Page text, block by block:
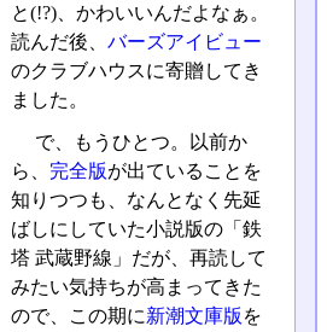
と(!?)、かわいいんだよなぁ。
読んだ後、 バーズアイビュー
のクラブハウスに寄贈してき
ました。
で、もうひとつ。以前か
ら、 完全版が出ていることを
知りつつも、なんとなく先延
ばしにしていた小説版の「鉄
塔 武蔵野線」だが、再読して
みたい気持ちが高まってきた
ので、この期に新潮文庫版 を